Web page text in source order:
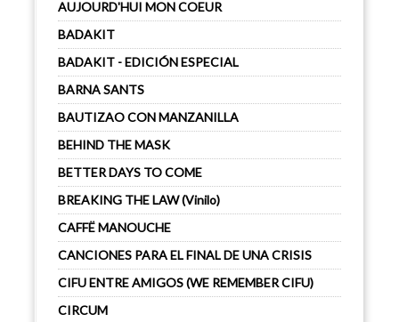
AUJOURD'HUI MON COEUR
BADAKIT
BADAKIT - EDICIÓN ESPECIAL
BARNA SANTS
BAUTIZAO CON MANZANILLA
BEHIND THE MASK
BETTER DAYS TO COME
BREAKING THE LAW (Vinilo)
CAFFË MANOUCHE
CANCIONES PARA EL FINAL DE UNA CRISIS
CIFU ENTRE AMIGOS (WE REMEMBER CIFU)
CIRCUM